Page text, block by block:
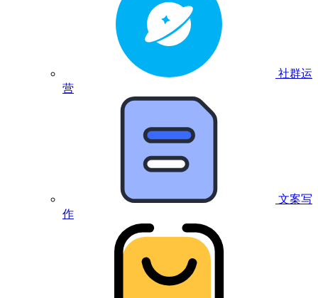
社群运
营
文案写
作